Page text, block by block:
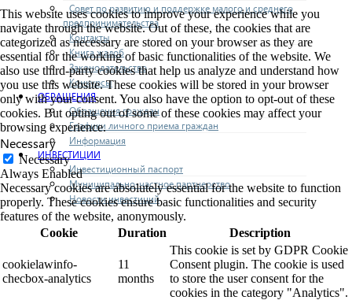
Совет по развитию и поддержке малого и среднего
предпринимательства
Контакты
Книга жалоб
Законодательство
Конкурсы
ОБРАЩЕНИЯ
Обращения граждан
Графики личного приема граждан
Информация
ИНВЕСТИЦИИ
Инвестиционный паспорт
Муниципально-частное партнерство
Новости инвестиций
This website uses cookies to improve your experience while you
navigate through the website. Out of these, the cookies that are
categorized as necessary are stored on your browser as they are
essential for the working of basic functionalities of the website. We
also use third-party cookies that help us analyze and understand how
you use this website. These cookies will be stored in your browser
only with your consent. You also have the option to opt-out of these
cookies. But opting out of some of these cookies may affect your
browsing experience.
Necessary
Necessary
Always Enabled
Necessary cookies are absolutely essential for the website to function
properly. These cookies ensure basic functionalities and security
features of the website, anonymously.
Cookie
Duration Description
cookielawinfo-
checbox-analytics
11
months
This cookie is set by GDPR Cookie
Consent plugin. The cookie is used
to store the user consent for the
cookies in the category "Analytics".